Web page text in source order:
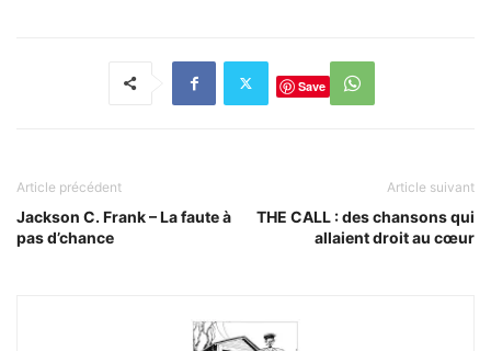
Save
Article précédent
Jackson C. Frank – La faute à
pas d’chance
Article suivant
THE CALL : des chansons qui
allaient droit au cœur